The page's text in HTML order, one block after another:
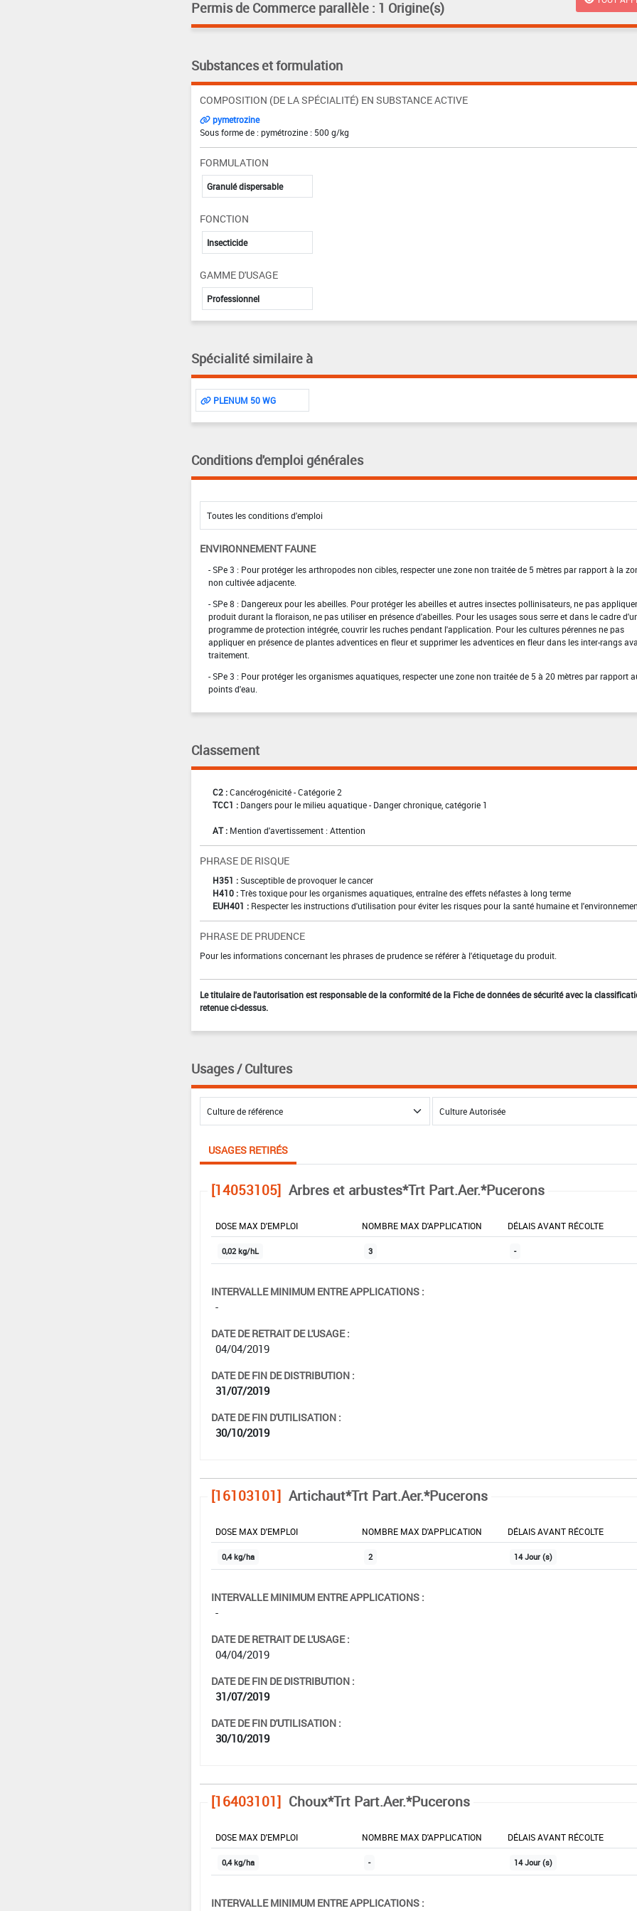
Permis de Commerce parallèle : 1 Origine(s)
Substances et formulation
COMPOSITION (DE LA SPÉCIALITÉ) EN SUBSTANCE ACTIVE
pymetrozine
Sous forme de : pymétrozine : 500 g/kg
FORMULATION
Granulé dispersable
FONCTION
Insecticide
GAMME D'USAGE
Professionnel
Spécialité similaire à
PLENUM 50 WG
Conditions d'emploi générales
ENVIRONNEMENT FAUNE
- SPe 3 : Pour protéger les arthropodes non cibles, respecter une zone non traitée de 5 mètres par rapport à la
non cultivée adjacente.
- SPe 8 : Dangereux pour les abeilles. Pour protéger les abeilles et autres insectes pollinisateurs, ne pas
produit durant la floraison, ne pas utiliser en présence d'abeilles. Pour les usages sous serre et dans le cadre
programme de protection intégrée, couvrir les ruches pendant l'application. Pour les cultures pérennes ne pas
appliquer en présence de plantes adventices en fleur et supprimer les adventices en fleur dans les inter-rangs
traitement.
- SPe 3 : Pour protéger les organismes aquatiques, respecter une zone non traitée de 5 à 20 mètres par rapport
points d'eau.
Classement
C2 : Cancérogénicité - Catégorie 2
TCC1 : Dangers pour le milieu aquatique - Danger chronique, catégorie 1
AT : Mention d'avertissement : Attention
PHRASE DE RISQUE
H351 : Susceptible de provoquer le cancer
H410 : Très toxique pour les organismes aquatiques, entraîne des effets néfastes à long terme
EUH401 : Respecter les instructions d'utilisation pour éviter les risques pour la santé humaine et
PHRASE DE PRUDENCE
Pour les informations concernant les phrases de prudence se référer à l'étiquetage du produit.
Le titulaire de l'autorisation est responsable de la conformité de la Fiche de données de sécurité avec la
retenue ci-dessus.
Usages / Cultures
USAGES RETIRÉS
[14053105] Arbres et arbustes*Trt Part.Aer.*Pucerons
DOSE MAX D'EMPLOI NOMBRE MAX D'APPLICATION DÉLAIS AVANT RÉCOLTE
0,02 kg/hL 3 -
INTERVALLE MINIMUM ENTRE APPLICATIONS :
-
DATE DE RETRAIT DE L'USAGE :
04/04/2019
DATE DE FIN DE DISTRIBUTION :
31/07/2019
DATE DE FIN D'UTILISATION :
30/10/2019
[16103101] Artichaut*Trt Part.Aer.*Pucerons
DOSE MAX D'EMPLOI NOMBRE MAX D'APPLICATION DÉLAIS AVANT RÉCOLTE
0,4 kg/ha 2 14 Jour (s)
INTERVALLE MINIMUM ENTRE APPLICATIONS :
-
DATE DE RETRAIT DE L'USAGE :
04/04/2019
DATE DE FIN DE DISTRIBUTION :
31/07/2019
DATE DE FIN D'UTILISATION :
30/10/2019
[16403101] Choux*Trt Part.Aer.*Pucerons
DOSE MAX D'EMPLOI NOMBRE MAX D'APPLICATION DÉLAIS AVANT RÉCOLTE
0,4 kg/ha - 14 Jour (s)
INTERVALLE MINIMUM ENTRE APPLICATIONS :